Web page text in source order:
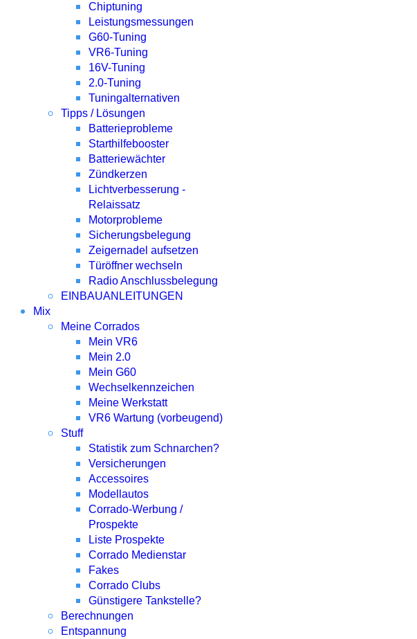
Chiptuning
Leistungsmessungen
G60-Tuning
VR6-Tuning
16V-Tuning
2.0-Tuning
Tuningalternativen
Tipps / Lösungen
Batterieprobleme
Starthilfebooster
Batteriewächter
Zündkerzen
Lichtverbesserung -
Relaissatz
Motorprobleme
Sicherungsbelegung
Zeigernadel aufsetzen
Türöffner wechseln
Radio Anschlussbelegung
EINBAUANLEITUNGEN
Mix
Meine Corrados
Mein VR6
Mein 2.0
Mein G60
Wechselkennzeichen
Meine Werkstatt
VR6 Wartung (vorbeugend)
Stuff
Statistik zum Schnarchen?
Versicherungen
Accessoires
Modellautos
Corrado-Werbung /
Prospekte
Liste Prospekte
Corrado Medienstar
Fakes
Corrado Clubs
Günstigere Tankstelle?
Berechnungen
Entspannung